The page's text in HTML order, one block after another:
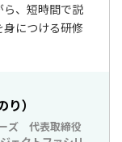
ら、短時間で説
につける研修
）
ズ 代表取締役